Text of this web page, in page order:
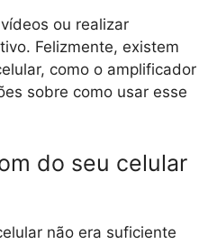
ou realizar
Felizmente, existem
como o amplificador
sobre como usar esse
do seu celular
não era suficiente